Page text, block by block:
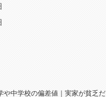
や中学校の偏差値｜実家が貧乏だ